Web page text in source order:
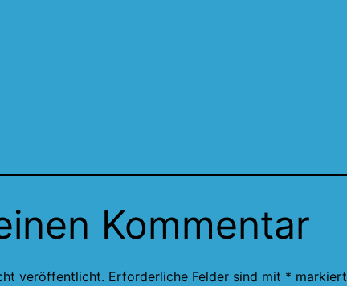
Kommentar
veröffentlicht. Erforderliche Felder sind mit * markiert